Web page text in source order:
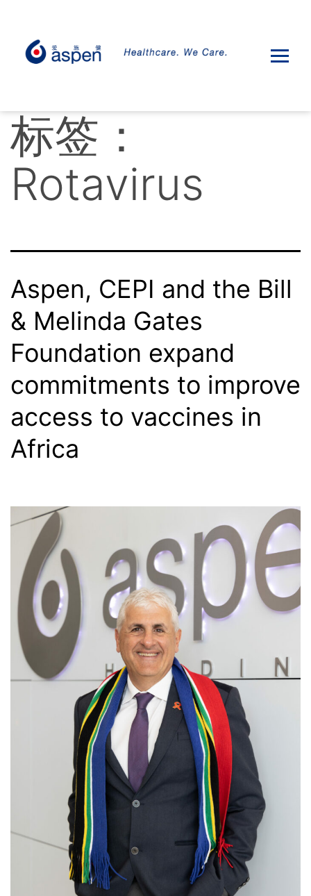
标签：
Rotavirus
Aspen, CEPI and the Bill
& Melinda Gates
Foundation expand
commitments to improve
access to vaccines in
Africa